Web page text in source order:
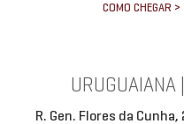
COMO CHEGAR >
URUGUAIANA
R. Gen. Flores da